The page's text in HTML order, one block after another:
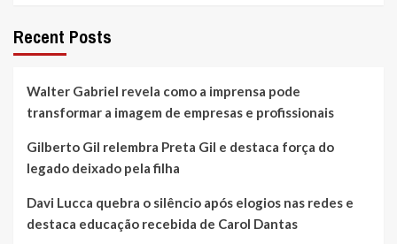
Recent Posts
Walter Gabriel revela como a imprensa pode
transformar a imagem de empresas e profissionais
Gilberto Gil relembra Preta Gil e destaca força do
legado deixado pela filha
Davi Lucca quebra o silêncio após elogios nas redes e
destaca educação recebida de Carol Dantas